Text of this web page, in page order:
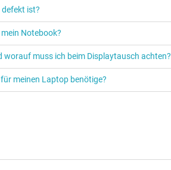
defekt ist?
Notebook?
muss ich beim Displaytausch achten?
meinen Laptop benötige?